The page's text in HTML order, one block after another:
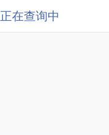
正在查询中